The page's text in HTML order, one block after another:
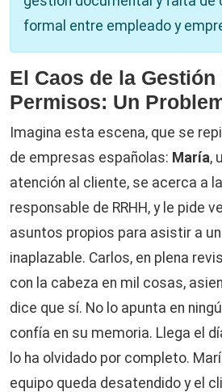
formal entre empleado y
El Caos de la Gestión
Permisos: Un
Imagina esta escena, que se
de empresas españolas: María,
atención al cliente, se acerca a
responsable de RRHH, y le pide
asuntos propios para asistir a
inaplazable. Carlos, en plena
con la cabeza en mil cosas,
dice que sí. No lo apunta en
confía en su memoria. Llega el
lo ha olvidado por completo.
equipo queda desatendido y el